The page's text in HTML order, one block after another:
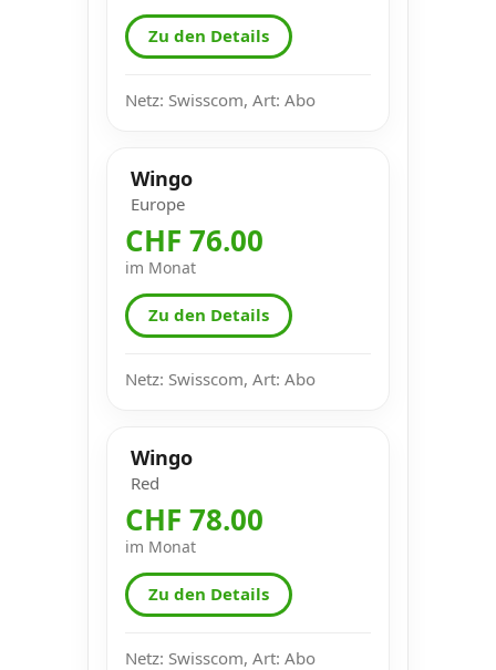
Zu den Details
Netz: Swisscom, Art: Abo
Wingo
Europe
CHF 76.00
im Monat
Zu den Details
Netz: Swisscom, Art: Abo
Wingo
Red
CHF 78.00
im Monat
Zu den Details
Netz: Swisscom, Art: Abo